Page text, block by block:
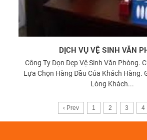
DỊCH VỤ VỆ SINH VĂN
Công Ty Dọn Dẹp Vệ Sinh Văn Phòng.
Lựa Chọn Hàng Đầu Của Khách Hàng.
Lòng Khách...
‹ Prev 1 2 3 4